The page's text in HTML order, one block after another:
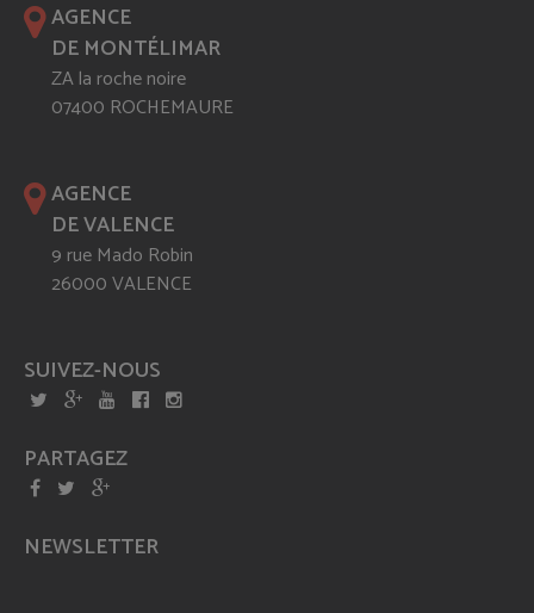
AGENCE
DE MONTÉLIMAR
ZA la roche noire
07400 ROCHEMAURE
AGENCE
DE VALENCE
9 rue Mado Robin
26000 VALENCE
SUIVEZ-NOUS
PARTAGEZ
NEWSLETTER